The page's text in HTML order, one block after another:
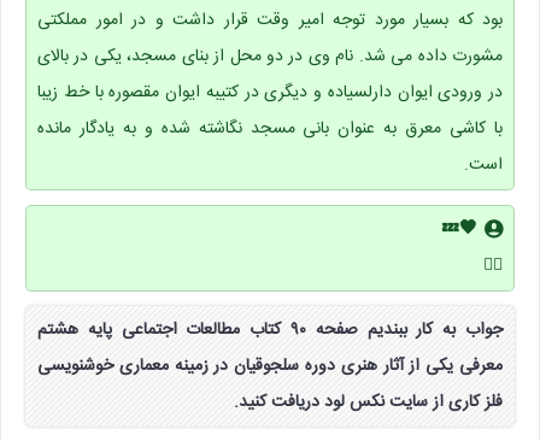
بود که بسیار مورد توجه امیر وقت قرار داشت و در امور مملکتی
مشورت داده می شد. نام وی در دو محل از بنای مسجد، یکی در بالای
در ورودی ایوان دارلسیاده و دیگری در کتیبه ایوان مقصوره با خط زیبا
با کاشی معرق به عنوان بانی مسجد نگاشته شده و به یادگار مانده
است.
🖤💤
👍🏻
جواب به کار ببندیم صفحه ۹۰ کتاب مطالعات اجتماعی پایه هشتم
معرفی یکی از آثار هنری دوره سلجوقیان در زمینه معماری خوشنویسی
فلز کاری از سایت نکس لود دریافت کنید.